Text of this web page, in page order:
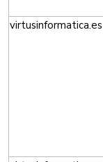
virtusinformatica.es